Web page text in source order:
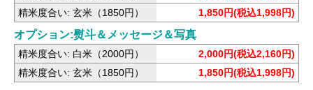
精米度合い: 玄米（1850円）
1,850円(税込1,998円)
オプション:熨斗＆メッセージ＆写真
精米度合い: 白米（2000円）
2,000円(税込2,160円)
精米度合い: 玄米（1850円）
1,850円(税込1,998円)